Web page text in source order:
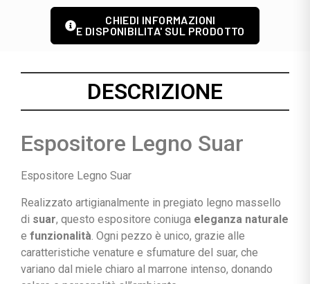
CHIEDI INFORMAZIONI
E DISPONIBILITA' SUL PRODOTTO
DESCRIZIONE
Espositore Legno Suar
Espositore Legno Suar
Realizzato artigianalmente in pregiato legno massello
di suar, questo espositore coniuga eleganza naturale
e funzionalità Ogni pezzo è unico, grazie alle
caratteristiche venature e sfumature del suar, che
variano dal miele chiaro al marrone intenso, donando